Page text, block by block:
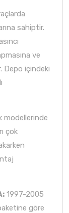
sahiptir.
ve
Depo içindeki
modellerinde
çok
1997-2005
göre